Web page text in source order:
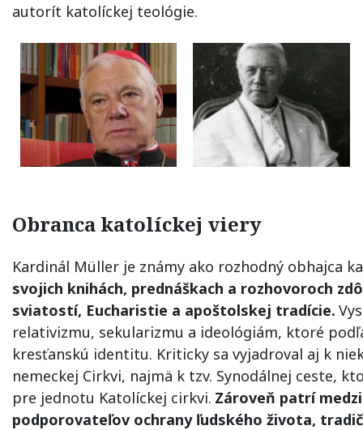
autorít katolíckej teológie.
Obranca katolíckej viery
Kardinál Müller je známy ako rozhodný obhajca
svojich knihách, prednáškach a rozhovoroch
sviatostí, Eucharistie a apoštolskej tradície.
relativizmu, sekularizmu a ideológiám, ktoré
kresťanskú identitu. Kriticky sa vyjadroval aj k
nemeckej Cirkvi, najmä k tzv. Synodálnej ceste,
pre jednotu Katolíckej cirkvi. Zároveň patrí
podporovateľov ochrany ľudského života,